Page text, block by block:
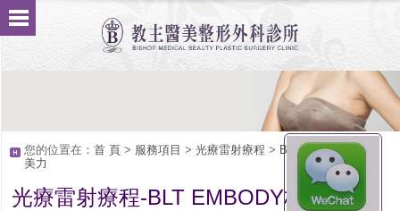
您的位置在： 首 頁> 服務項目 > 光療雷射療程 > BLT EMBODY核心
美力
光療雷射療程-BLT EMBODY核心美力